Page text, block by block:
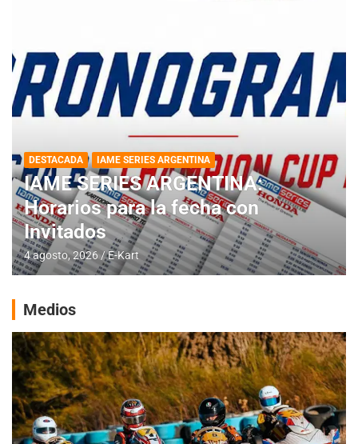
DESTACADA IAME SERIES ARGENTINA
IAME SERIES ARGENTINA:
Horarios para la fecha con
Invitados
4 agosto, 2026 E-Kart
Medios